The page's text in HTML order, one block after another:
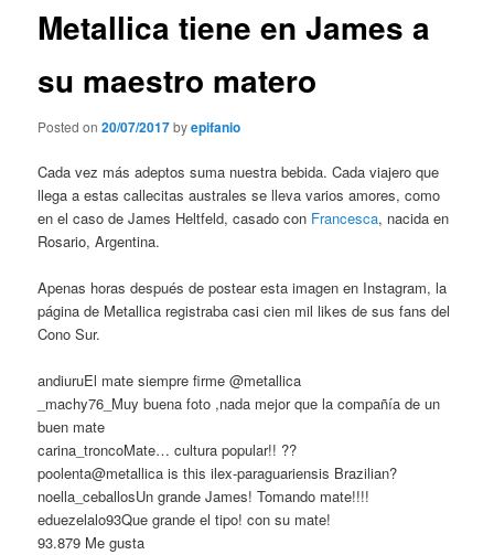
Metallica tiene en James a
su maestro matero
Posted on20/07/2017byepifanio
Cada vez más adeptos suma nuestra bebida. Cada viajero que
llega a estas callecitas australes se lleva varios amores, como
en el caso de James Heltfeld, casado con Francesca, nacida en
Rosario, Argentina.
Apenas horas después de postear esta imagen en Instagram, la
página de Metallica registraba casi cien mil likes de sus fans del
Cono Sur.
andiuruEl mate siempre firme @metallica
_machy76_Muy buena foto ,nada mejor que la compañía de un
buen mate
carina_troncoMate… cultura popular!! ??
poolenta@metallica is this ilex-paraguariensis Brazilian?
noella_ceballosUn grande James! Tomando mate!!!!
eduezelalo93Que grande el tipo! con su mate!
93.879 Me gusta